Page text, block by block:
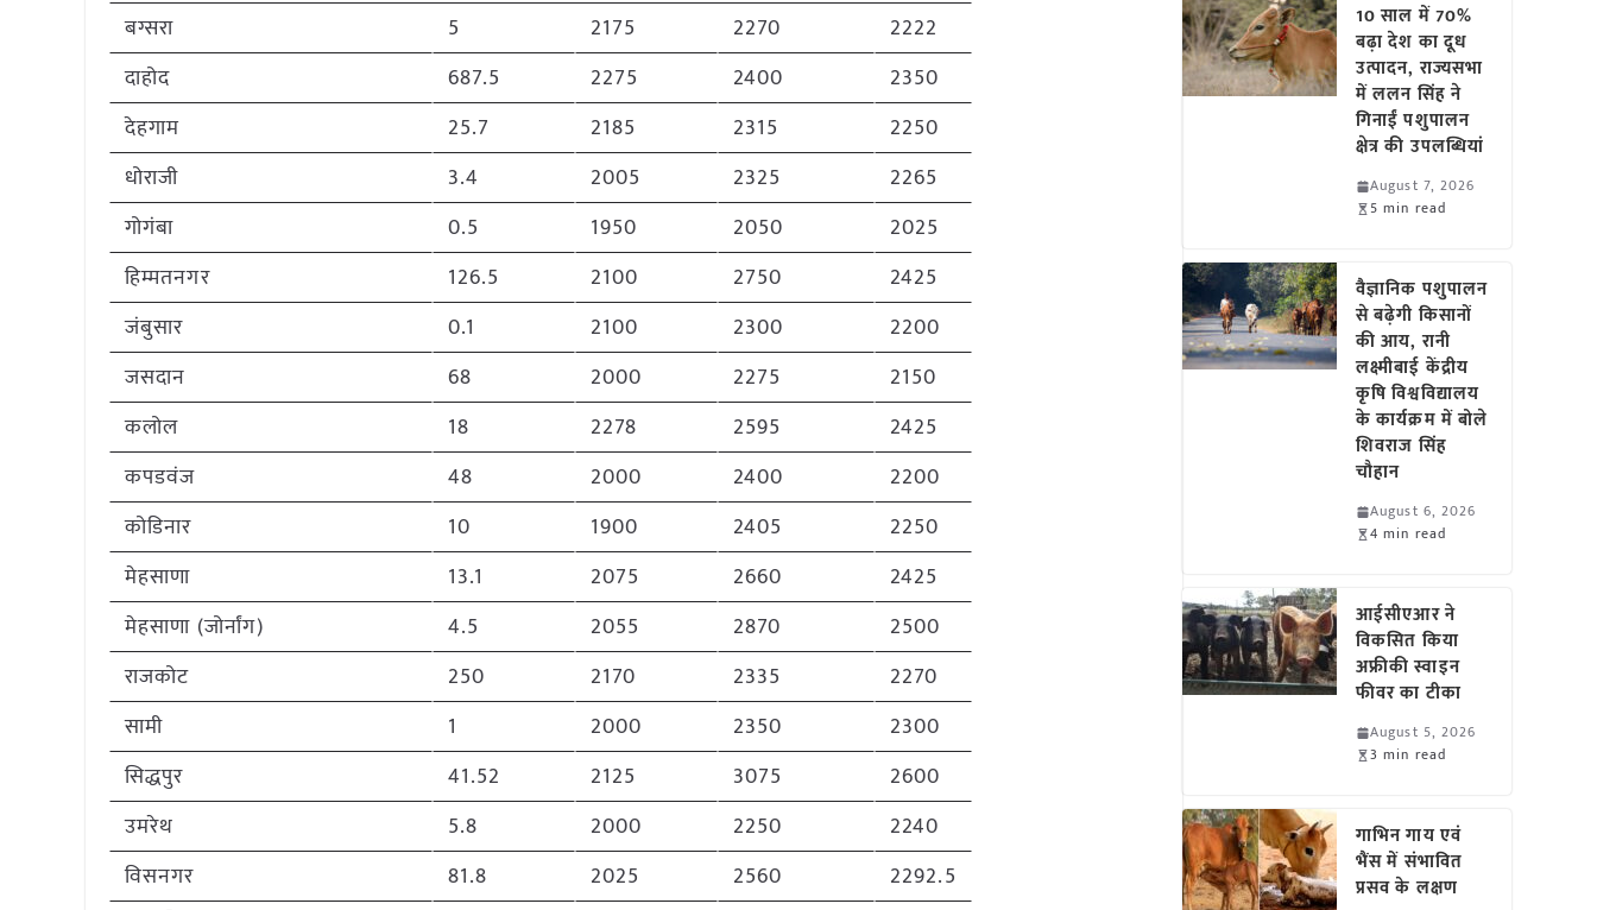
बग्सरा 5 2175 2270
2222
दाहोद
687.5 2275 2400
2350
देहगाम
25.7 2185 2315
2250
धोराजी
3.4 2005 2325
2265
गोगंबा
0.5 1950 2050
2025
हिम्मतनगर
126.5 2100 2750
2425
जंबुसार
0.1 2100 2300
2200
जसदान
68 2000 2275
2150
कलोल
18 2278 2595
2425
कपडवंज
48 2000 2400
2200
कोडिनार
10 1900 2405
2250
मेहसाणा
13.1 2075 2660
2425
मेहसाणा (जोर्नांग)
4.5 2055 2870
2500
राजकोट
250 2170 2335
2270
सामी
1 2000 2350
2300
सिद्धपुर
41.52 2125 3075
2600
उमरेथ
5.8 2000 2250
2240
विसनगर
81.8 2025 2560 2292.5
10 साल में 70%
बढ़ा देश का दूध
उत्पादन, राज्यसभा
में ललन सिंह ने
गिनाईं पशुपालन
क्षेत्र की उपलब्धियां
August 7, 2026
5 min read
वैज्ञानिक पशुपालन
से बढ़ेगी किसानों
की आय, रानी
लक्ष्मीबाई केंद्रीय
कृषि विश्वविद्यालय
के कार्यक्रम में बोले
शिवराज सिंह
चौहान
August 6, 2026
4 min read
आईसीएआर ने
विकसित किया
अफ्रीकी स्वाइन
फीवर का टीका
August 5, 2026
3 min read
गाभिन गाय एवं
भैंस में संभावित
प्रसव के लक्षण